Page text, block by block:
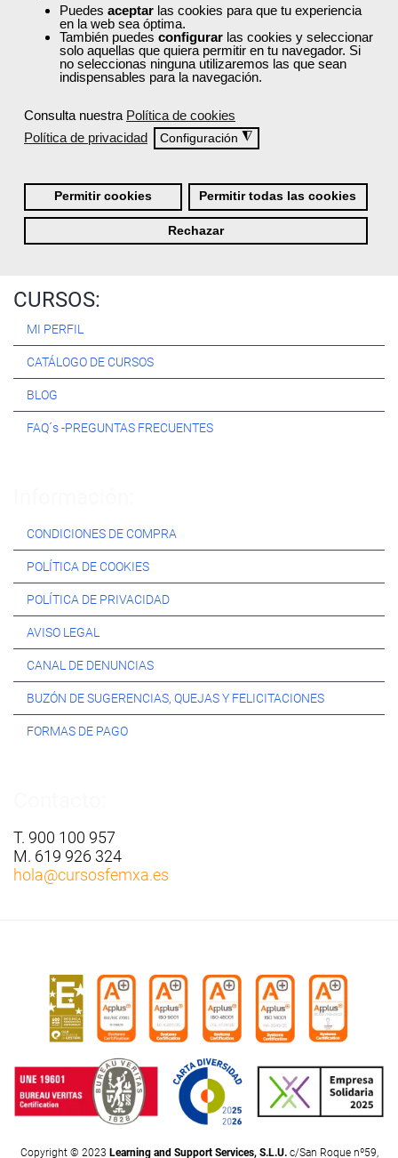
Puedes aceptar las cookies para que tu experiencia
en la web sea óptima.
También puedes configurar las cookies y seleccionar
solo aquellas que quiera permitir en tu navegador. Si
no seleccionas ninguna utilizaremos las que sean
indispensables para la navegación.
Consulta nuestra Política de cookies
Política de privacidad
Configuración ◮
Permitir cookies Permitir todas las cookies
Rechazar
Quiénes Somos:
Especialistas en consultoría y formación para el empleo
Nuestro objetivo diario es, única y exclusivamente, ayudarte a
conseguir tus metas profesionales ofreciéndote los mejores
CURSOS:
MI PERFIL
CATÁLOGO DE CURSOS
BLOG
FAQ´s -PREGUNTAS FRECUENTES
CONDICIONES DE COMPRA
POLÍTICA DE COOKIES
POLÍTICA DE PRIVACIDAD
AVISO LEGAL
CANAL DE DENUNCIAS
BUZÓN DE SUGERENCIAS, QUEJAS Y FELICITACIONES
FORMAS DE PAGO
T. 900 100 957
M. 619 926 324
hola@cursosfemxa.es
Copyright © 2023 Learning and Support Services, S.L.U.c/San Roque nº59,